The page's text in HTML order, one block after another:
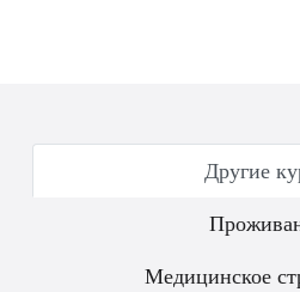
Другие
Медицинское